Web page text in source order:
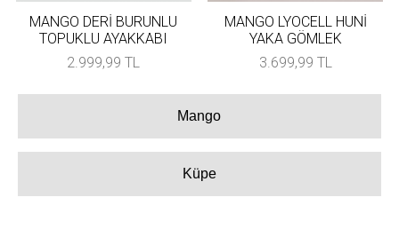
MANGO DERİ BURUNLU
TOPUKLU AYAKKABI
2.999,99 TL
MANGO LYOCELL HUNİ
YAKA GÖMLEK
3.699,99 TL
Mango
Küpe